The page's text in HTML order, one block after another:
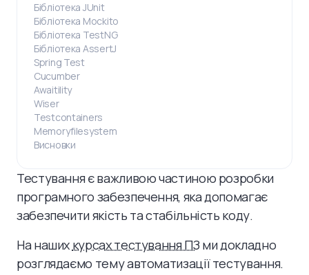
Бібліотека JUnit
Бібліотека Mockito
Бібліотека TestNG
Бібліотека AssertJ
Spring Test
Cucumber
Awaitility
Wiser
Testcontainers
Memoryfilesystem
Висновки
Тестування є важливою частиною розробки
програмного забезпечення, яка допомагає
забезпечити якість та стабільність коду.
На наших курсах тестування ПЗ ми докладно
розглядаємо тему автоматизації тестування.